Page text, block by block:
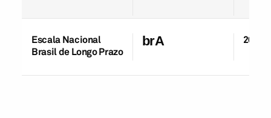
Escala Nacional
Brasil de Longo Prazo
brA 20-